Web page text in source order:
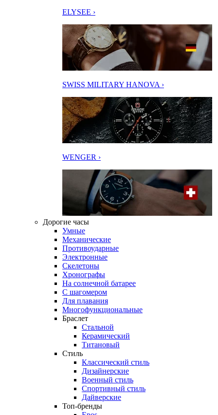
ELYSEE ›
SWISS MILITARY HANOVA ›
WENGER ›
Дорогие часы
Умные
Механические
Противоударные
Электронные
Скелетоны
Хронографы
На солнечной батарее
С шагомером
Для плавания
Многофункциональные
Браслет
Стальной
Керамический
Титановый
Стиль
Классический стиль
Дизайнерские
Военный стиль
Спортивный стиль
Дайверские
Топ-бренды